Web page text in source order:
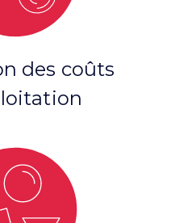
des coûts